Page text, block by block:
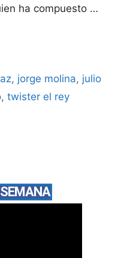
ha compuesto …
, jorge molina, julio
, twister el rey